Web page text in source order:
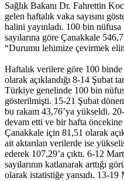
Sağlık Bakanı Dr. Fahrettin
gelen haftalık vaka sayısını
halini yayınladı. 100 bin nüfusa
sayılarına göre Çanakkale
“Durumu lehimize çevirmek
Haftalık verilere göre 100
olarak açıklandığı 8-14 Şubat
Türkiye genelinde 100 bin
gösterilmişti. 15-21 Şubat
bu rakam 43,76’ya yükseldi.
devam etti ve bir hafta öncekine
Çanakkale için 81,51 olarak
ait aktarılan verilerde ise
ederek 107,29’a çıktı. 6-12
sayılarının katlanarak arttığı
olarak istatistiğe yansıdı. 13-